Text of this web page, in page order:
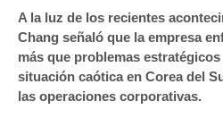
A la luz de los recientes
Chang señaló que la empresa
más que problemas
situación caótica en Corea del
las operaciones corporativas.